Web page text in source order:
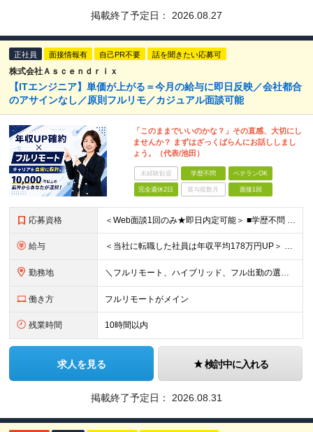
掲載終了予定日： 2026.08.27
正社員 面接情報有 自己PR不要 話を聞きたい応募可
株式会社Ａｓｃｅｎｄｒｉｘ
【ITエンジニア】単価が上がる＝今月の給与に即日反映／会社都合
のアサインなし／原則フルリモ／カジュアル面談可能
「このままでいいのかな？」その直感、大切にし
ませんか？ まずはざっくばらんにお話ししまし
ょう。（代表/池田）
未経験歓迎 学歴不問 ベテランOK
完全週休2日 賞与複数月 面接1回
応募資格 ＜Web面談1回のみ★即日内定可能＞ ■学歴不問 ■エンジニアとしての実務経験1年以上 （開発・インフラ・技術・工程など不問）
給与 ＜当社に転職した社員は年収平均178万円UP＞ 月給45万円～120万円＋賞与＋各手当 ※経験・能力などを考慮の上、決定します ※案件の契約内容（月単金など）や昇給、賞与額はすべてシステム上で開示し
勤務地 ＼フルリモート、ハイブリッド、フル出勤の選択可＆帰社日なし／ 【下記エリアを中心とするクライアント先または自宅にて勤務】 ■首都圏：東京・埼玉・千葉・神奈川 ■関西：大阪・兵庫・京都・滋賀・奈良・和
働き方 フルリモートがメイン
残業時間 10時間以内
求人を見る 検討中に入れる
掲載終了予定日： 2026.08.31